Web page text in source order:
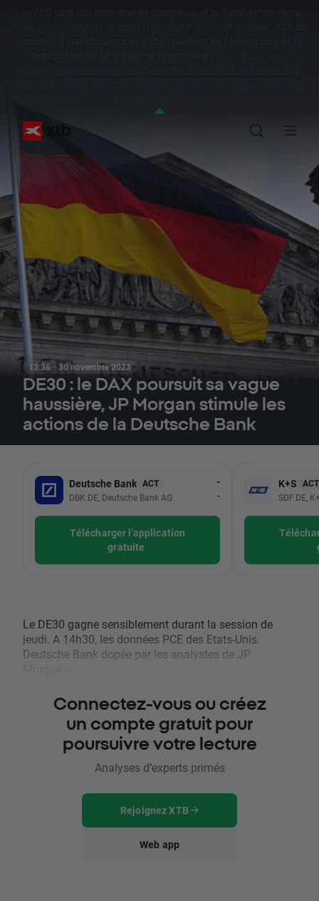
13:36 · 30 novembre 2023
DE30 : le DAX poursuit sa vague
haussière, JP Morgan stimule les
actions de la Deutsche Bank
Deutsche Bank ACT
DBK.DE, Deutsche Bank AG
-
-
Télécharger l'application
gratuite
K+S ACT
SDF.DE,
Le DE30 gagne sensiblement durant la session de
jeudi. A 14h30, les données PCE des Etats-Unis.
Deutsche Bank dopée par les analystes de JP
Connectez-vous ou créez
un compte gratuit pour
poursuivre votre lecture
Analyses d’experts primés
Rejoignez XTB
Web app